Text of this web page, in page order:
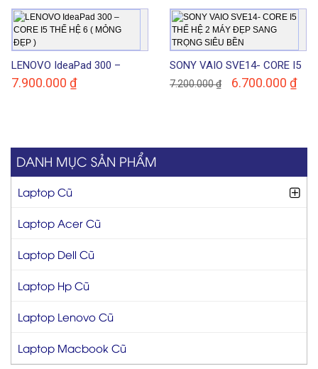
LENOVO IdeaPad 300 –
CORE I5 THẾ HỆ 6 ( MỎNG
7.900.000 ₫
SONY VAIO SVE14- CORE I5
THẾ HỆ 2 MÁY ĐẸP SANG
7.200.000₫ 6.700.000 ₫
DANH MỤC SẢN PHẨM
Laptop Cũ
Laptop Acer Cũ
Laptop Dell Cũ
Laptop Hp Cũ
Laptop Lenovo Cũ
Laptop Macbook Cũ